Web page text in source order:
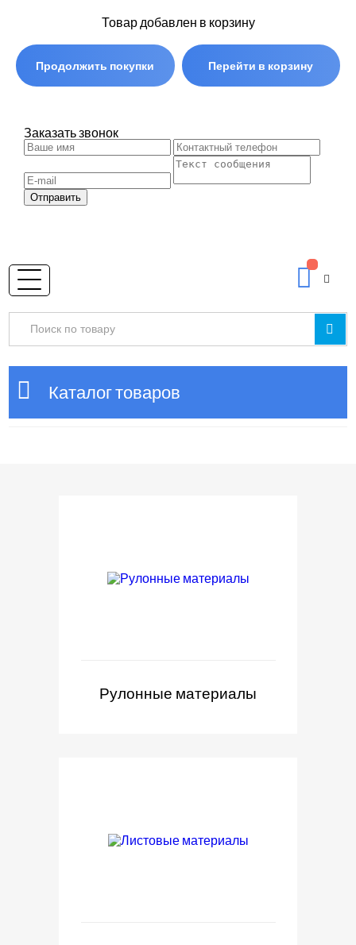
Товар добавлен в корзину
Продолжить покупки Перейти в корзину
Заказать звонок
Отправить
Каталог товаров
Рулонные материалы